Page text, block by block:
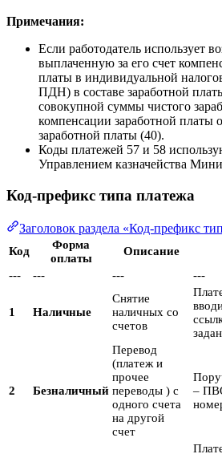
Примечания:
Если работодатель использует
выплаченную за его счет
платы в индивидуальной
ПДН) в составе заработной
совокупной суммы чистого
компенсации заработной платы
заработной платы (40).
Коды платежей 57 и 58
Управлением казначейства
Код-префикс типа платежа
Заголовок раздела «Код-префикс
Код
Форма
оплаты
Описание
---
--- --- ---
1 Наличные
Снятие
наличных со
счетов
2 Безналичный
Перевод
(платеж и
прочее
переводы ) с
одного счета
на другой
счет
–